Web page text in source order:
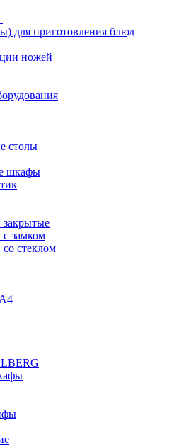
для приготовления блюд
ножей
столы
шкафы
замком
стеклом